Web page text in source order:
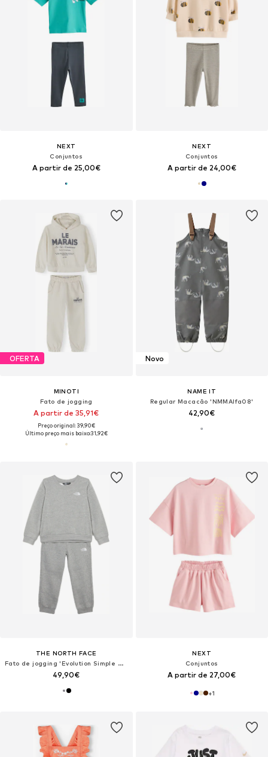
NEXT
Conjuntos
A partir de 25,00€
NEXT
Conjuntos
A partir de 24,00€
OFERTA
MINOTI
Fato de jogging
A partir de 35,91€
Preço original: 39,90€
Último preço mais baixo:31,92€
Novo
NAME IT
Regular Macacão 'NMMAlfa08'
42,90€
THE NORTH FACE
Fato de jogging 'Evolution Simple Done'
49,90€
NEXT
Conjuntos
A partir de 27,00€
+1